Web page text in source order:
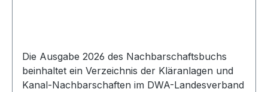
Die Ausgabe 2026 des Nachbarschaftsbuchs
beinhaltet ein Verzeichnis der Kläranlagen und
Kanal-Nachbarschaften im DWA-Landesverband